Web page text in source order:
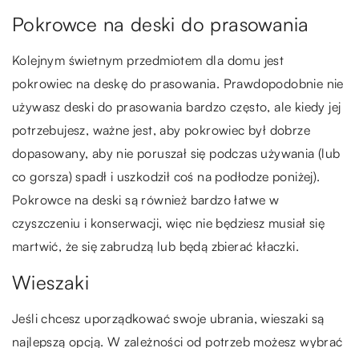
Pokrowce na deski do prasowania
Kolejnym świetnym przedmiotem dla domu jest
pokrowiec na deskę do prasowania. Prawdopodobnie nie
używasz deski do prasowania bardzo często, ale kiedy jej
potrzebujesz, ważne jest, aby pokrowiec był dobrze
dopasowany, aby nie poruszał się podczas używania (lub
co gorsza) spadł i uszkodził coś na podłodze poniżej).
Pokrowce na deski są również bardzo łatwe w
czyszczeniu i konserwacji, więc nie będziesz musiał się
martwić, że się zabrudzą lub będą zbierać kłaczki.
Wieszaki
Jeśli chcesz uporządkować swoje ubrania, wieszaki są
najlepszą opcją. W zależności od potrzeb możesz wybrać